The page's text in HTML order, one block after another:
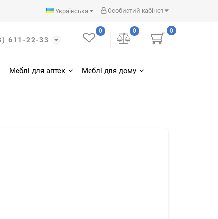
Особистий кабінет
Українська
611-22-33
0
0
0
Меблі для аптек Меблі для дому